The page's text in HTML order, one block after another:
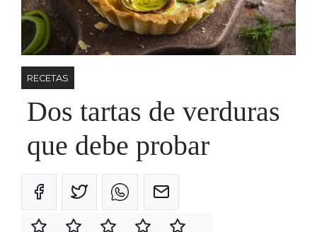
RECETAS
Dos tartas de verduras
que debe probar